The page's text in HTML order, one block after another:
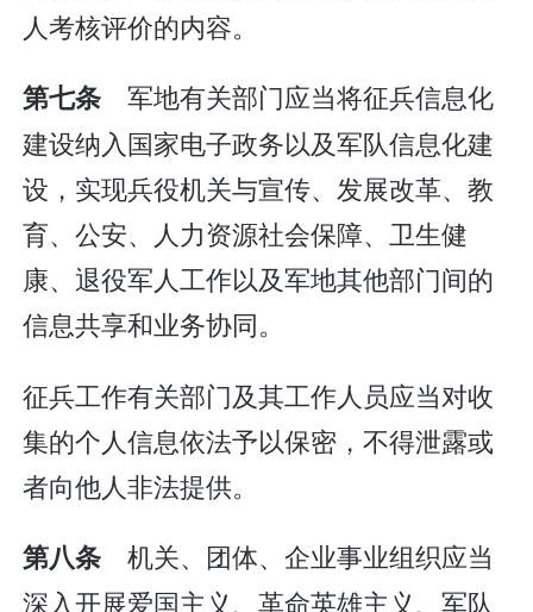
人考核评价的内容。
第七条 军地有关部门应当将征兵信息化
建设纳入国家电子政务以及军队信息化建
设，实现兵役机关与宣传、发展改革、教
育、公安、人力资源社会保障、卫生健
康、退役军人工作以及军地其他部门间的
信息共享和业务协同。
征兵工作有关部门及其工作人员应当对收
集的个人信息依法予以保密，不得泄露或
者向他人非法提供。
第八条 机关、团体、企业事业组织应当
深入开展爱国主义、革命英雄主义、军队